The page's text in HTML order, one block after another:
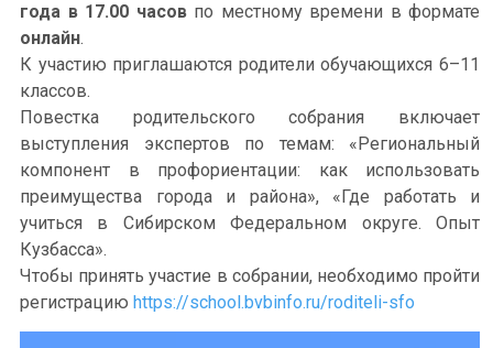
года в 17.00 часовпо местному времени в формате
онлайн.
К участию приглашаются родители обучающихся 6–11
классов.
Повестка родительского собрания включает
выступления экспертов по темам: «Региональный
компонент в профориентации: как использовать
преимущества города и района», «Где работать и
учиться в Сибирском Федеральном округе. Опыт
Кузбасса».
Чтобы принять участие в собрании, необходимо пройти
регистрацию https://school.bvbinfo.ru/roditeli-sfo